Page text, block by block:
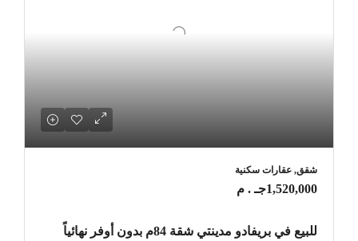
شقق, عقارات سكنية
1,520,000جـ . م
للبيع في بريفادو مدينتي شقة 84م بدون أوفر نهائياً